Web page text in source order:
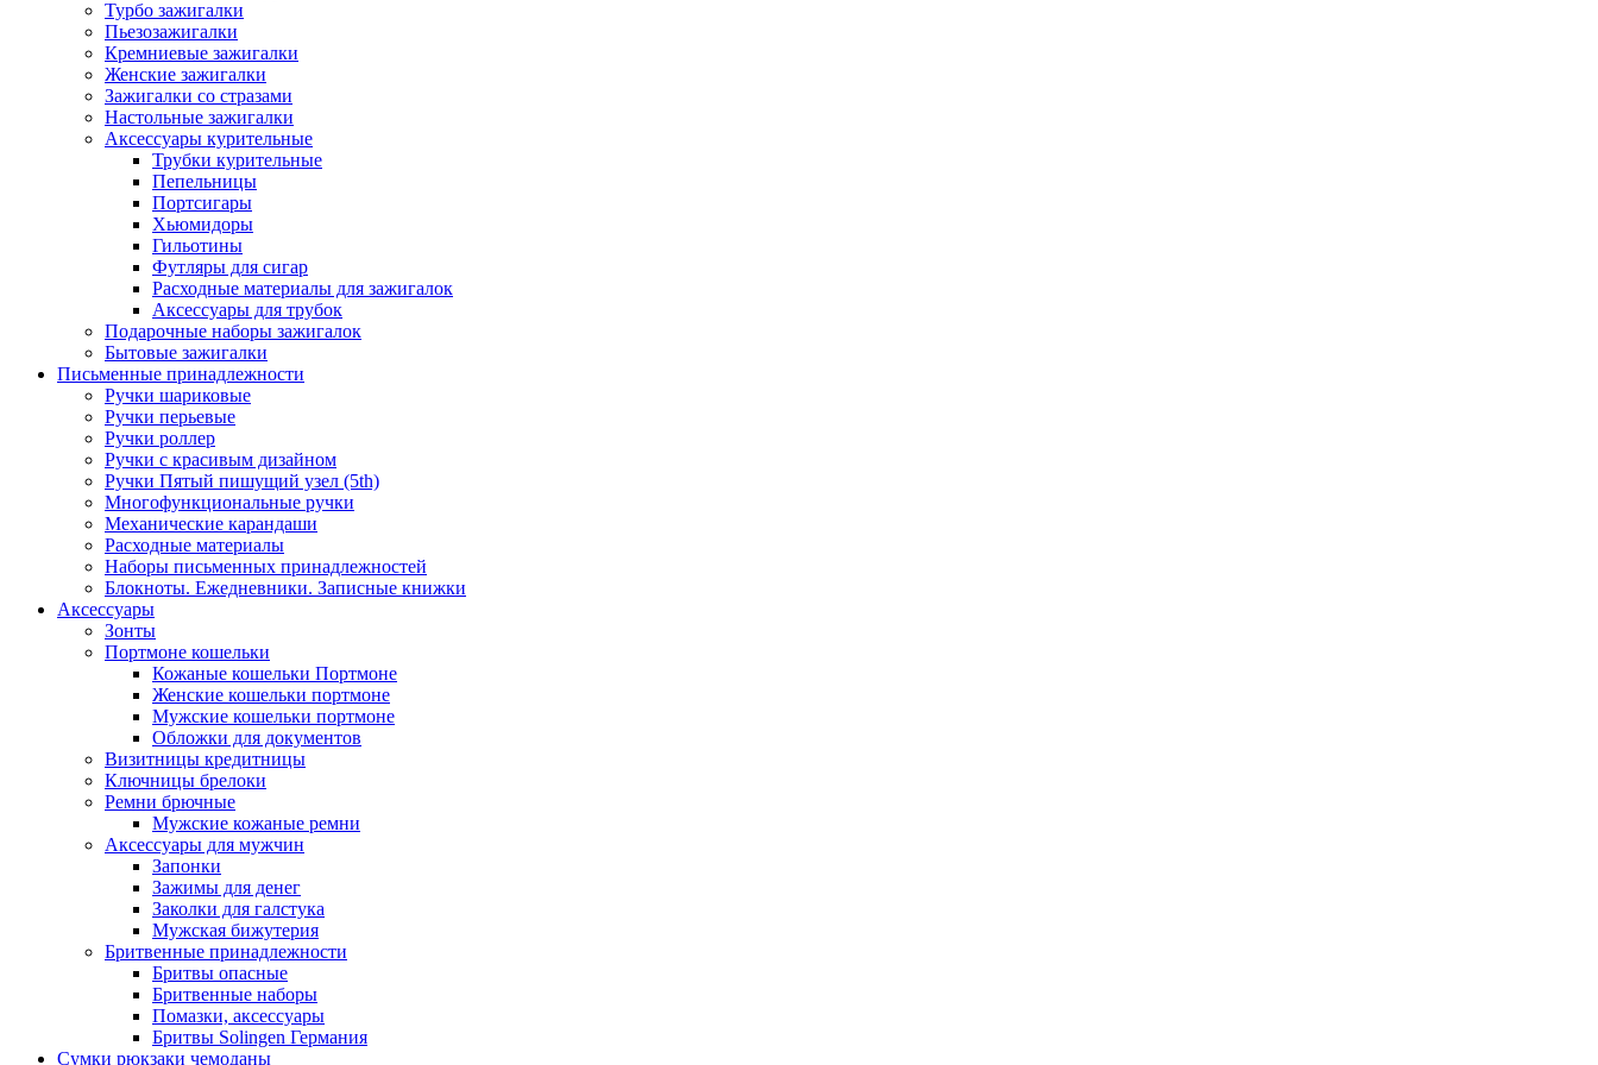
Турбо зажигалки
Пьезозажигалки
Кремниевые зажигалки
Женские зажигалки
Зажигалки со стразами
Настольные зажигалки
Аксессуары курительные
Трубки курительные
Пепельницы
Портсигары
Хьюмидоры
Гильотины
Футляры для сигар
Расходные материалы для зажигалок
Аксессуары для трубок
Подарочные наборы зажигалок
Бытовые зажигалки
Письменные принадлежности
Ручки шариковые
Ручки перьевые
Ручки роллер
Ручки с красивым дизайном
Ручки Пятый пишущий узел (5th)
Многофункциональные ручки
Механические карандаши
Расходные материалы
Наборы письменных принадлежностей
Блокноты. Ежедневники. Записные книжки
Аксессуары
Зонты
Портмоне кошельки
Кожаные кошельки Портмоне
Женские кошельки портмоне
Мужские кошельки портмоне
Обложки для документов
Визитницы кредитницы
Ключницы брелоки
Ремни брючные
Мужские кожаные ремни
Аксессуары для мужчин
Запонки
Зажимы для денег
Заколки для галстука
Мужская бижутерия
Бритвенные принадлежности
Бритвы опасные
Бритвенные наборы
Помазки, аксессуары
Бритвы Solingen Германия
Сумки рюкзаки чемоданы